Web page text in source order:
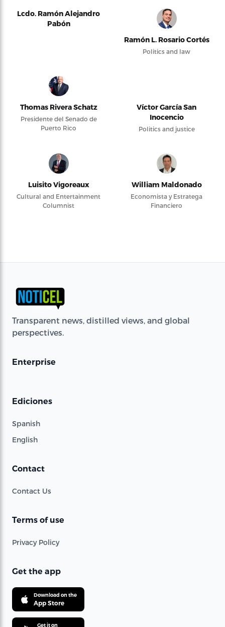
Lcdo. Ramón Alejandro
Pabón
Ramón L. Rosario Cortés
Politics and law
Thomas Rivera Schatz
Presidente del Senado de
Puerto Rico
Víctor García San
Inocencio
Politics and justice
Luisito Vigoreaux
Cultural and Entertainment
Columnist
William Maldonado
Economista y Estratega
Financiero
Transparent news, distilled views, and global
perspectives.
Enterprise
Ediciones
Spanish
English
Contact
Contact Us
Terms of use
Privacy Policy
Get the app
Download on the
App Store
Get it on